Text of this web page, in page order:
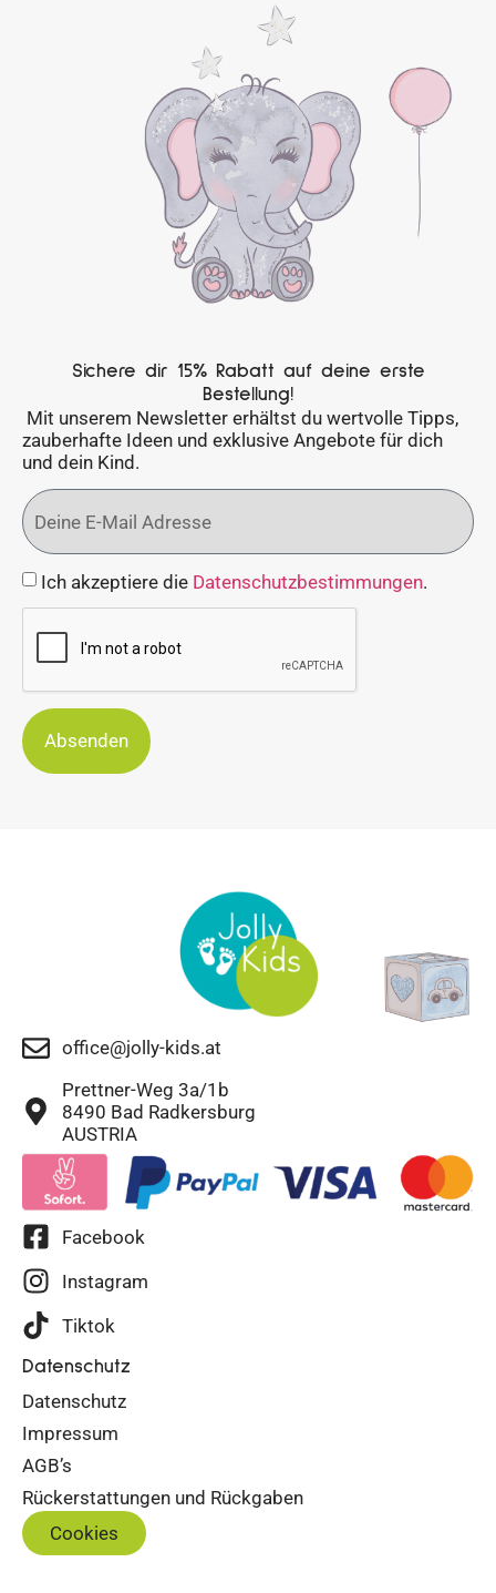
Sichere dir 15% Rabatt auf deine erste
Bestellung!
Mit unserem Newsletter erhältst du wertvolle Tipps,
zauberhafte Ideen und exklusive Angebote für dich
und dein Kind.
Ich akzeptiere die Datenschutzbestimmungen.
Absenden
office@jolly-kids.at
Prettner-Weg 3a/1b
8490 Bad Radkersburg
AUSTRIA
Facebook
Instagram
Tiktok
Datenschutz
Datenschutz
Impressum
AGB’s
Rückerstattungen und Rückgaben
Cookies